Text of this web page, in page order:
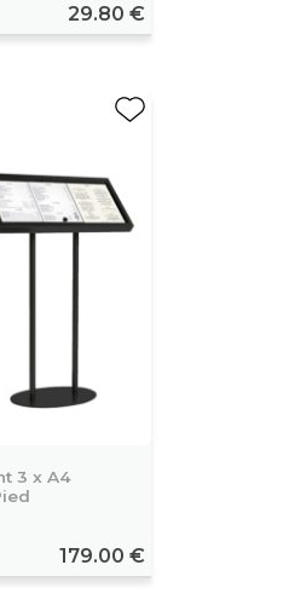
29.80 €
3 x A4
179.00 €